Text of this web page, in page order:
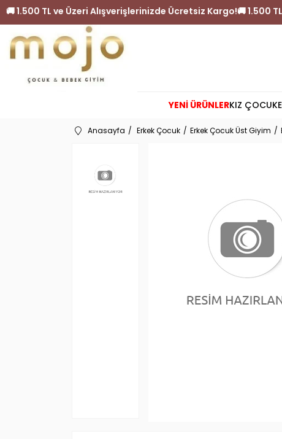
Kargo! 🚚 1.500 TL ve Üzeri Alışverişlerinizde Ücretsiz
YENİ ÜRÜNLERKIZ ÇOCUK
Anasayfa Erkek Çocuk Erkek Çocuk Üst Giyim